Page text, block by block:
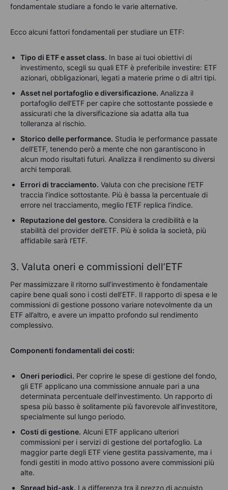
fondamentale studiare a fondo le varie alternative.
Ecco alcuni fattori fondamentali per studiare un ETF:
Tipo di ETF e asset class. In base ai tuoi obiettivi di
investimento, scegli su quali ETF è preferibile investire: ETF
azionari, obbligazionari, legati a materie prime o di altri tipi.
Asset nel portafoglio e diversificazione. Analizza il
portafoglio dell’ETF per capire che sottostante possiede e
assicurati che la diversificazione sia adatta alla tua
tolleranza al rischio.
Storico delle performance. Studia le performance passate
dell’ETF, tenendo però a mente che non garantiscono in
alcun modo risultati futuri. Analizza il rendimento su diversi
archi temporali.
Errori di tracciamento. Valuta con che precisione l’ETF
traccia l’indice sottostante. Più è bassa la percentuale di
errore nel tracciamento, meglio l’ETF replica l’indice.
Reputazione del gestore. Considera la credibilità e la
stabilità del provider dell’ETF. Più è solida la società, più
affidabile sarà l’ETF.
3. Valuta oneri e commissioni dell’ETF
Per massimizzare il ritorno sull’investimento è fondamentale
capire bene quali sono i costi dell’ETF. Il rapporto di spesa e le
commissioni di gestione possono variare notevolmente da un
ETF all’altro, e avere un impatto profondo sul rendimento
complessivo.
Componenti fondamentali dei costi:
Oneri periodici. Per coprire le spese di gestione del fondo,
gli ETF applicano una commissione annuale pari a una
determinata percentuale dell’investimento. Un rapporto di
spesa più basso è solitamente più favorevole all’investitore,
specialmente sul lungo periodo.
Costi di gestione. Alcuni ETF applicano ulteriori
commissioni per i servizi di gestione del portafoglio. La
maggior parte degli ETF viene gestita passivamente, ma i
fondi gestiti in modo attivo possono avere commissioni più
alte.
Spread bid-ask. La differenza tra il prezzo di acquisto